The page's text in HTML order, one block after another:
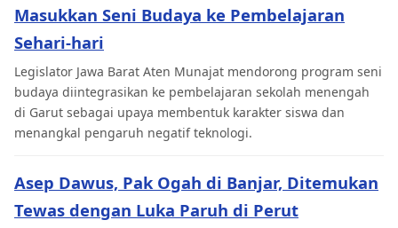
Masukkan Seni Budaya ke Pembelajaran
Sehari-hari
Legislator Jawa Barat Aten Munajat mendorong program seni
budaya diintegrasikan ke pembelajaran sekolah menengah
di Garut sebagai upaya membentuk karakter siswa dan
menangkal pengaruh negatif teknologi.
Asep Dawus, Pak Ogah di Banjar, Ditemukan
Tewas dengan Luka Paruh di Perut